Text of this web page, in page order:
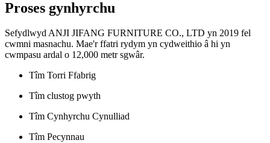
Proses gynhyrchu
Sefydlwyd ANJI JIFANG FURNITURE CO., LTD yn 2019 fel
cwmni masnachu. Mae'r ffatri rydym yn cydweithio â hi yn
cwmpasu ardal o 12,000 metr sgwâr.
Tîm Torri Ffabrig
Tîm clustog pwyth
Tîm Cynhyrchu Cynulliad
Tîm Pecynnau